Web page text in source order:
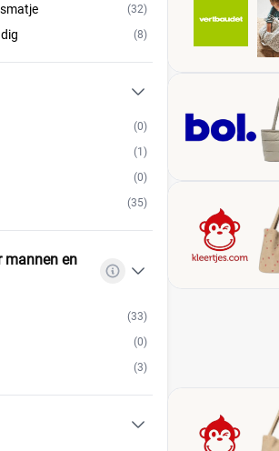
(32)
(8)
(0)
(1)
(0)
(35)
mannen en
(33)
(0)
(3)